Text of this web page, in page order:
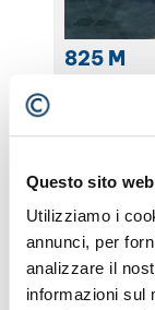
Questo sito
Utilizziamo i
annunci, per
analizzare il
informazioni sul
825 M
Il
robusta,
elevate,
costante.
gestione
Anno: